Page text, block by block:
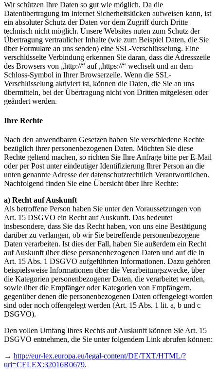
Wir schützen Ihre Daten so gut wie möglich. Da die
Datenübertragung im Internet Sicherheitslücken aufweisen kann, ist
ein absoluter Schutz der Daten vor dem Zugriff durch Dritte
technisch nicht möglich. Unsere Websites nuten zum Schutz der
Übertragung vertraulicher Inhalte (wie zum Beispiel Daten, die Sie
über Formulare an uns senden) eine SSL-Verschlüsselung. Eine
verschlüsselte Verbindung erkennen Sie daran, dass die Adresszeile
des Browsers von „http://“ auf „https://“ wechselt und an dem
Schloss-Symbol in Ihrer Browserzeile. Wenn die SSL-
Verschlüsselung aktiviert ist, können die Daten, die Sie an uns
übermitteln, bei der Übertragung nicht von Dritten mitgelesen oder
geändert werden.
Ihre Rechte
Nach den anwendbaren Gesetzen haben Sie verschiedene Rechte
bezüglich ihrer personenbezogenen Daten. Möchten Sie diese
Rechte geltend machen, so richten Sie Ihre Anfrage bitte per E-Mail
oder per Post unter eindeutiger Identifizierung Ihrer Person an die
unten genannte Adresse der datenschutzrechtlich Verantwortlichen.
Nachfolgend finden Sie eine Übersicht über Ihre Rechte:
a) Recht auf Auskunft
Als betroffene Person haben Sie unter den Voraussetzungen von
Art. 15 DSGVO ein Recht auf Auskunft. Das bedeutet
insbesondere, dass Sie das Recht haben, von uns eine Bestätigung
darüber zu verlangen, ob wir Sie betreffende personenbezogene
Daten verarbeiten. Ist dies der Fall, haben Sie außerdem ein Recht
auf Auskunft über diese personenbezogenen Daten und auf die in
Art. 15 Abs. 1 DSGVO aufgeführten Informationen. Dazu gehören
beispielsweise Informationen über die Verarbeitungszwecke, über
die Kategorien personenbezogener Daten, die verarbeitet werden,
sowie über die Empfänger oder Kategorien von Empfängern,
gegenüber denen die personenbezogenen Daten offengelegt worden
sind oder noch offengelegt werden (Art. 15 Abs. 1 lit. a, b und c
DSGVO).
Den vollen Umfang Ihres Rechts auf Auskunft können Sie Art. 15
DSGVO entnehmen, die Sie unter folgendem Link abrufen können:
→ http://eur-lex.europa.eu/legal-content/DE/TXT/HTML/?
uri=CELEX:32016R0679.